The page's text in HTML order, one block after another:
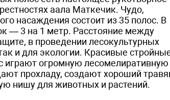
аала Маткечик. Чудо,
насаждения состоит из 35 полос. В
— 3 на 1 метр. Расстояние между
в проведении лесокультурных
и для экологии. Красивые
играют огромную лесомелиративную
прохладу, создают хороший
нишу для животных и растений.